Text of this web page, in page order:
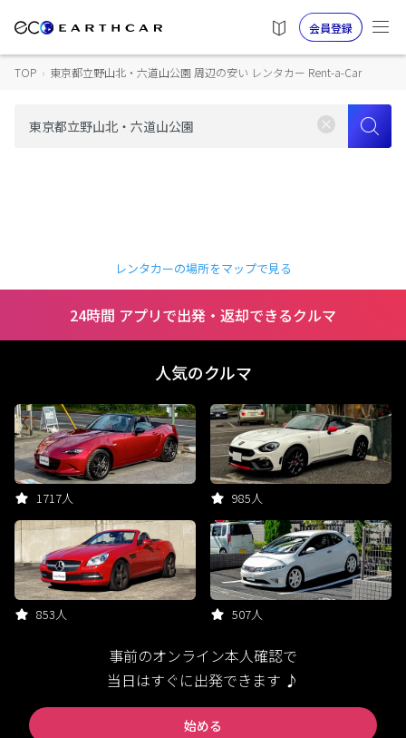
会員登録
TOP › 東京都立野山北・六道山公園 周辺の安い レンタカー Rent-a-Car
レンタカーの場所をマップで見る
24時間 アプリで出発・返却できるクルマ
人気のクルマ
1717人 985人
853人 507人
事前のオンライン本人確認で
当日はすぐに出発できます ♪
始める